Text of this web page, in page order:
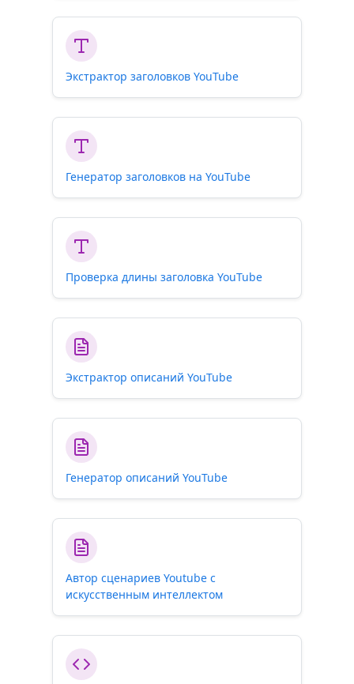
Экстрактор заголовков YouTube
Генератор заголовков на YouTube
Проверка длины заголовка YouTube
Экстрактор описаний YouTube
Генератор описаний YouTube
Автор сценариев Youtube с
искусственным интеллектом